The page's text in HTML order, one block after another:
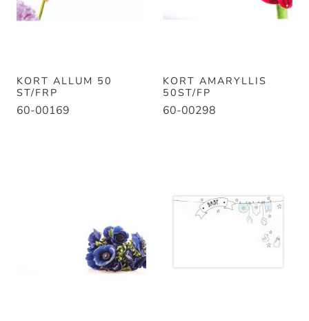
KORT ALLUM 50
ST/FRP
60-00169
KORT AMARYLLIS
50ST/FP
60-00298